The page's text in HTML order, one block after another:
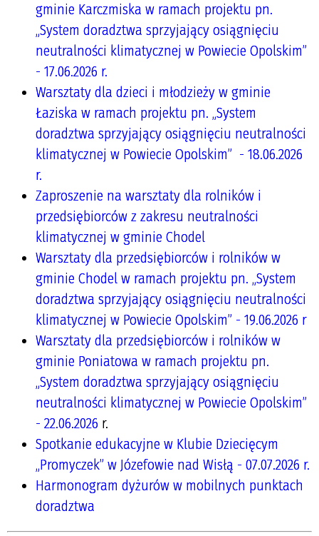
gminie Karczmiska w ramach projektu pn.
„System doradztwa sprzyjający osiągnięciu
neutralności klimatycznej w Powiecie Opolskim”
- 17.06.2026 r.
Warsztaty dla dzieci i młodzieży w gminie
Łaziska w ramach projektu pn. „System
doradztwa sprzyjający osiągnięciu neutralności
klimatycznej w Powiecie Opolskim” - 18.06.2026
r.
Zaproszenie na warsztaty dla rolników i
przedsiębiorców z zakresu neutralności
klimatycznej w gminie Chodel
Warsztaty dla przedsiębiorców i rolników w
gminie Chodel w ramach projektu pn. „System
doradztwa sprzyjający osiągnięciu neutralności
klimatycznej w Powiecie Opolskim” - 19.06.2026 r
Warsztaty dla przedsiębiorców i rolników w
gminie Poniatowa w ramach projektu pn.
„System doradztwa sprzyjający osiągnięciu
neutralności klimatycznej w Powiecie Opolskim”
- 22.06.2026 r.
Spotkanie edukacyjne w Klubie Dziecięcym
„Promyczek” w Józefowie nad Wisłą - 07.07.2026 r.
Harmonogram dyżurów w mobilnych punktach
doradztwa